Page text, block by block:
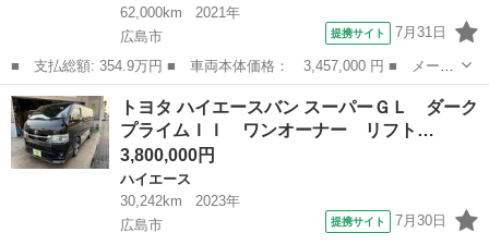
62,000km
2021年
広島市
提携サイト 7月31日
■ 支払総額: 354.9万円 ■ 車両本体価格： 3,457,000 円 ■ メーカ
ー名： トヨタ ■ 車種名： ハイエースバン ■ グレード名： ロ
ングスーパーＧＬダークプライム２ 保証書／社外 ＳＤナビ／デジ
タルイン...
広島 広島市 ハイエース
トヨタ ハイエースバン スーパーＧＬ ダーク
プライムＩＩ ワンオーナー リフト…
3,800,000円
ハイエース
30,242km
2023年
広島市
提携サイト 7月30日